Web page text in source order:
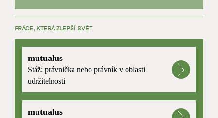
PRÁCE, KTERÁ ZLEPŠÍ SVĚT
mutualus
Stáž: právnička nebo právník v oblasti
udržitelnosti
mutualus